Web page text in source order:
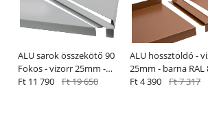
ALU sarok összekötő 90
Fokos - vizorr 25mm -
szürke RAL 9006
Ft 11 790 Ft 19 650
ALU hossztoldó -
25mm - barna RAL
Ft 4 390 Ft 7 317